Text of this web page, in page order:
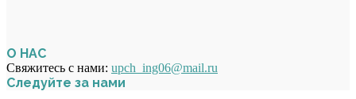
О НАС
Свяжитесь с нами: upch_ing06@mail.ru
Следуйте за нами